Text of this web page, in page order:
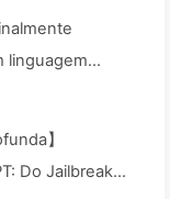
linguagem
AI029
】
Do Jailbreak